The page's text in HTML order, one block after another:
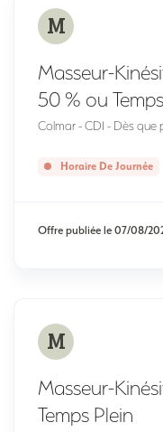
M
Masseur-
50 % ou
Colmar - CDI - Dès que
Horaire De Journée
Offre publiée le07/08/
M
Masseur-
Temps Plein